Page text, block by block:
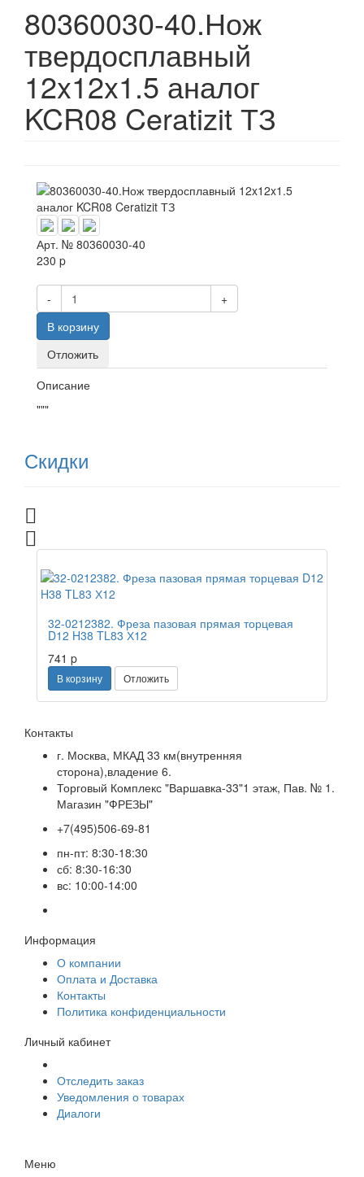
80360030-40.Нож
твердосплавный
12x12x1.5 аналог
KCR08 Ceratizit ТЗ
Арт. № 80360030-40
230 p
-
+
В корзину
Отложить
Описание
"""
Скидки
32-0212382. Фреза пазовая прямая торцевая
D12 H38 TL83 Х12
741 p
В корзину Отложить
Контакты
г. Москва, МКАД 33 км(внутренняя
сторона),владение 6.
Торговый Комплекс "Варшавка-33"1 этаж, Пав. № 1.
Магазин "ФРЕЗЫ"
+7(495)506-69-81
пн-пт: 8:30-18:30
сб: 8:30-16:30
вс: 10:00-14:00
Информация
О компании
Оплата и Доставка
Контакты
Политика конфиденциальности
Личный кабинет
Отследить заказ
Уведомления о товарах
Диалоги
Меню